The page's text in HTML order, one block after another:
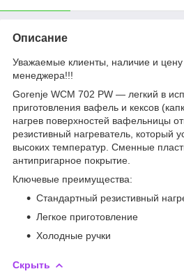
Описание
Уважаемые клиенты, наличие и цену
менеджера!!!
Gorenje WCM 702 PW — легкий в
приготовления вафель и кексов
нагрев поверхностей вафельницы
резистивный нагреватель, который
высоких температур. Сменные
антипригарное покрытие.
Ключевые преимущества:
Стандартный резистивный
Легкое приготовление
Холодные ручки
Скрыть